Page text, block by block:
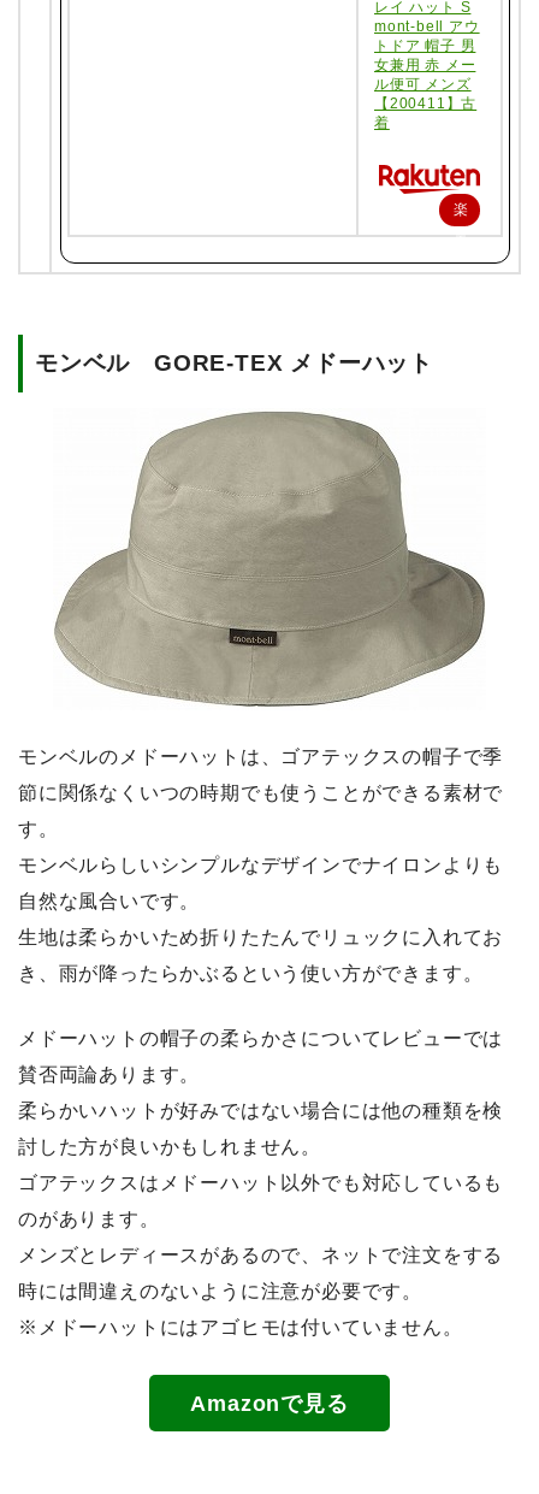
レイ ハット S
mont-bell アウ
トドア 帽子 男
女兼用 赤 メー
ル便可 メンズ
【200411】古
着
楽
天
で
モンベル GORE-TEX メドーハット
モンベルのメドーハットは、ゴアテックスの帽子で季
節に関係なくいつの時期でも使うことができる素材で
す。
モンベルらしいシンプルなデザインでナイロンよりも
自然な風合いです。
生地は柔らかいため折りたたんでリュックに入れてお
き、雨が降ったらかぶるという使い方ができます。
メドーハットの帽子の柔らかさについてレビューでは
賛否両論あります。
柔らかいハットが好みではない場合には他の種類を検
討した方が良いかもしれません。
ゴアテックスはメドーハット以外でも対応しているも
のがあります。
メンズとレディースがあるので、ネットで注文をする
時には間違えのないように注意が必要です。
※メドーハットにはアゴヒモは付いていません。
Amazonで見る